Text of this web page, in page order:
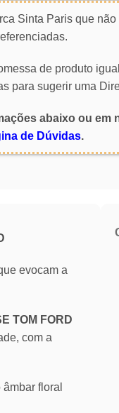
Sinta Paris que
de produto
para sugerir uma
abaixo ou em
de Dúvidas.
evocam a
TOM FORD
com a
floral